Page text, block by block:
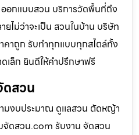
อกแบบสวน บริการวัดพื้นที่ถึง
ไม่ว่าจะเป็น สวนในบ้าน บริษัท
คาถูก รับทำทุกแบบทุกสไตล์ทั้ง
เล็ก ยินดีให้คำปรึกษาฟรี
ดสวน
งบประมาณ ดูเเลสวน ตัดหญ้า
จัดสวน.com รับงาน จัดสวน